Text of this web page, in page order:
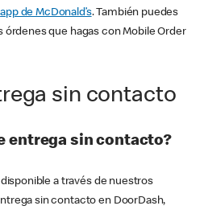
app de McDonald’s. También puedes
órdenes que hagas con Mobile Order
sin contacto
entrega sin contacto?
a través de nuestros
sin contacto en DoorDash,